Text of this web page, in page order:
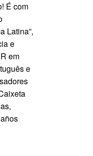
É com
Latina”,
e
em
e